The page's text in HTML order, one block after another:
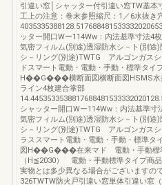
引違い窓│シャッター付引違い窓TW基本
工上の注意：巻末参照縮尺：1／6水抜き
ッター開口Wー114Ww：内法基準寸法4
気密フィルム(別途)透湿防水シ－ト(別途
シ－リング(別途)TWTG アルゴンガス
ドスマート電動・電動・手動・標準タイ
H��G���横断面図横断面図HSMS水
ライン4枚建合掌部
シャッター開口Wー114Ww：内法基準寸
気密フィルム(別途)透湿防水シ－ト(別途
シ－リング(別途)TWTG アルゴンガス
ラススマート電動・電動・手動・標準タ
図H��G���在来マド 電動・手動標
（H≦2030） 電動・手動標準タイプ商
実物とは多少異なる場合がございますの
326TWTW防火戸引違い窓単体引違い窓